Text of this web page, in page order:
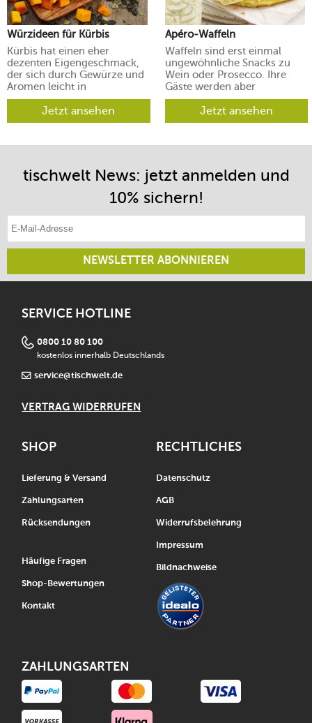
Würzideen für Kürbis
Kürbis hat einen eher
dezenten Eigengeschmack,
der sich durch Gewürze und
Aromen leicht in
verschiedene Richtungen
lenken lässt.Jetzt ansehen
Apéro-Waffeln
Waffeln sind erst einmal
ungewöhnliche Snacks zu
Wein oder Prosecco. Ihre
Gäste werden aber
begeistert sein.
Jetzt ansehen
tischwelt News: jetzt anmelden und
10% sichern!
E-Mail-Adresse eintragen
NEWSLETTER ABONNIEREN
SERVICE HOTLINE
0800 10 80 100
kostenlos innerhalb Deutschlands
service@tischwelt.de
VERTRAG WIDERRUFEN
SHOP
Lieferung & Versand
Zahlungsarten
Rücksendungen
Häufige Fragen
Shop-Bewertungen
Kontakt
RECHTLICHES
Datenschutz
AGB
Widerrufsbelehrung
Impressum
Bildnachweise
ZAHLUNGSARTEN